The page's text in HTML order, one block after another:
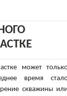
может
время
скважины